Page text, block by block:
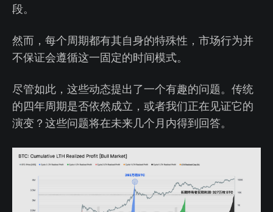
段。
然而，每个周期都有其自身的特殊性，市场行为并
不保证会遵循这一固定的时间模式。
尽管如此，这些动态提出了一个有趣的问题。传统
的四年周期是否依然成立，或者我们正在见证它的
演变？这些问题将在未来几个月内得到回答。